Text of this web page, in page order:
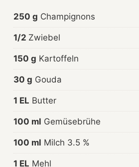
250 g Champignons
1/2 Zwiebel
150 g Kartoffeln
30 g Gouda
1 EL Butter
100 ml Gemüsebrühe
100 ml Milch 3.5 %
1 EL Mehl